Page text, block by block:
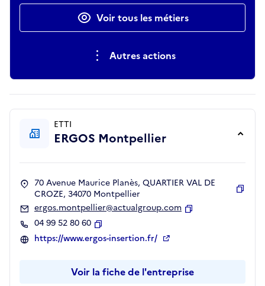
Actions rapidesVoir tous les métiers
Autres actions
ETTI
ERGOS Montpellier
70 Avenue Maurice Planès, QUARTIER VAL DE
CROZE, 34070 Montpellier
ergos.montpellier@actualgroup.com
04 99 52 80 60
Copier
https://www.ergos-insertion.fr/
Voir la fiche de l'entreprise